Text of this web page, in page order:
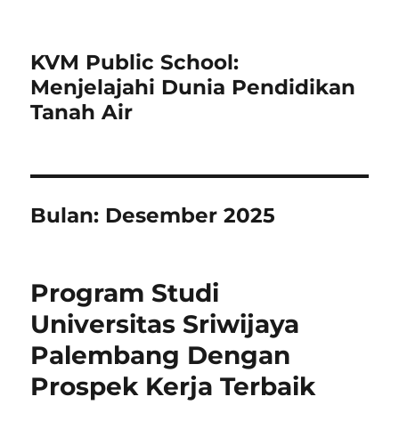
KVM Public School:
Menjelajahi Dunia Pendidikan
Tanah Air
Bulan: Desember 2025
Program Studi
Universitas Sriwijaya
Palembang Dengan
Prospek Kerja Terbaik